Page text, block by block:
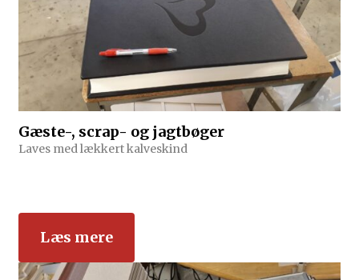
Gæste-, scrap- og jagtbøger
Laves med lækkert kalveskind
Læs mere